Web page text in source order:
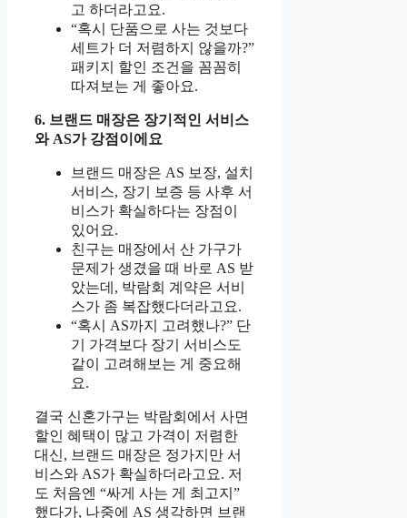
고 하더라고요.
“혹시 단품으로 사는 것보다
세트가 더 저렴하지 않을까?”
패키지 할인 조건을 꼼꼼히
따져보는 게 좋아요.
6. 브랜드 매장은 장기적인 서비스
와 AS가 강점이에요
브랜드 매장은 AS 보장, 설치
서비스, 장기 보증 등 사후 서
비스가 확실하다는 장점이
있어요.
친구는 매장에서 산 가구가
문제가 생겼을 때 바로 AS 받
았는데, 박람회 계약은 서비
스가 좀 복잡했다더라고요.
“혹시 AS까지 고려했나?” 단
기 가격보다 장기 서비스도
같이 고려해보는 게 중요해
요.
결국 신혼가구는 박람회에서 사면
할인 혜택이 많고 가격이 저렴한
대신, 브랜드 매장은 정가지만 서
비스와 AS가 확실하더라고요. 저
도 처음엔 “싸게 사는 게 최고지”
했다가, 나중에 AS 생각하면 브랜